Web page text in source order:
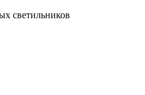
светильников